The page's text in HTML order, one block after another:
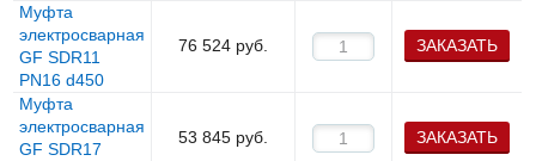
Муфта
электросварная
GF SDR11
PN16 d450
76 524 руб. ЗАКАЗАТЬ
Муфта
электросварная
GF SDR17
53 845 руб. ЗАКАЗАТЬ